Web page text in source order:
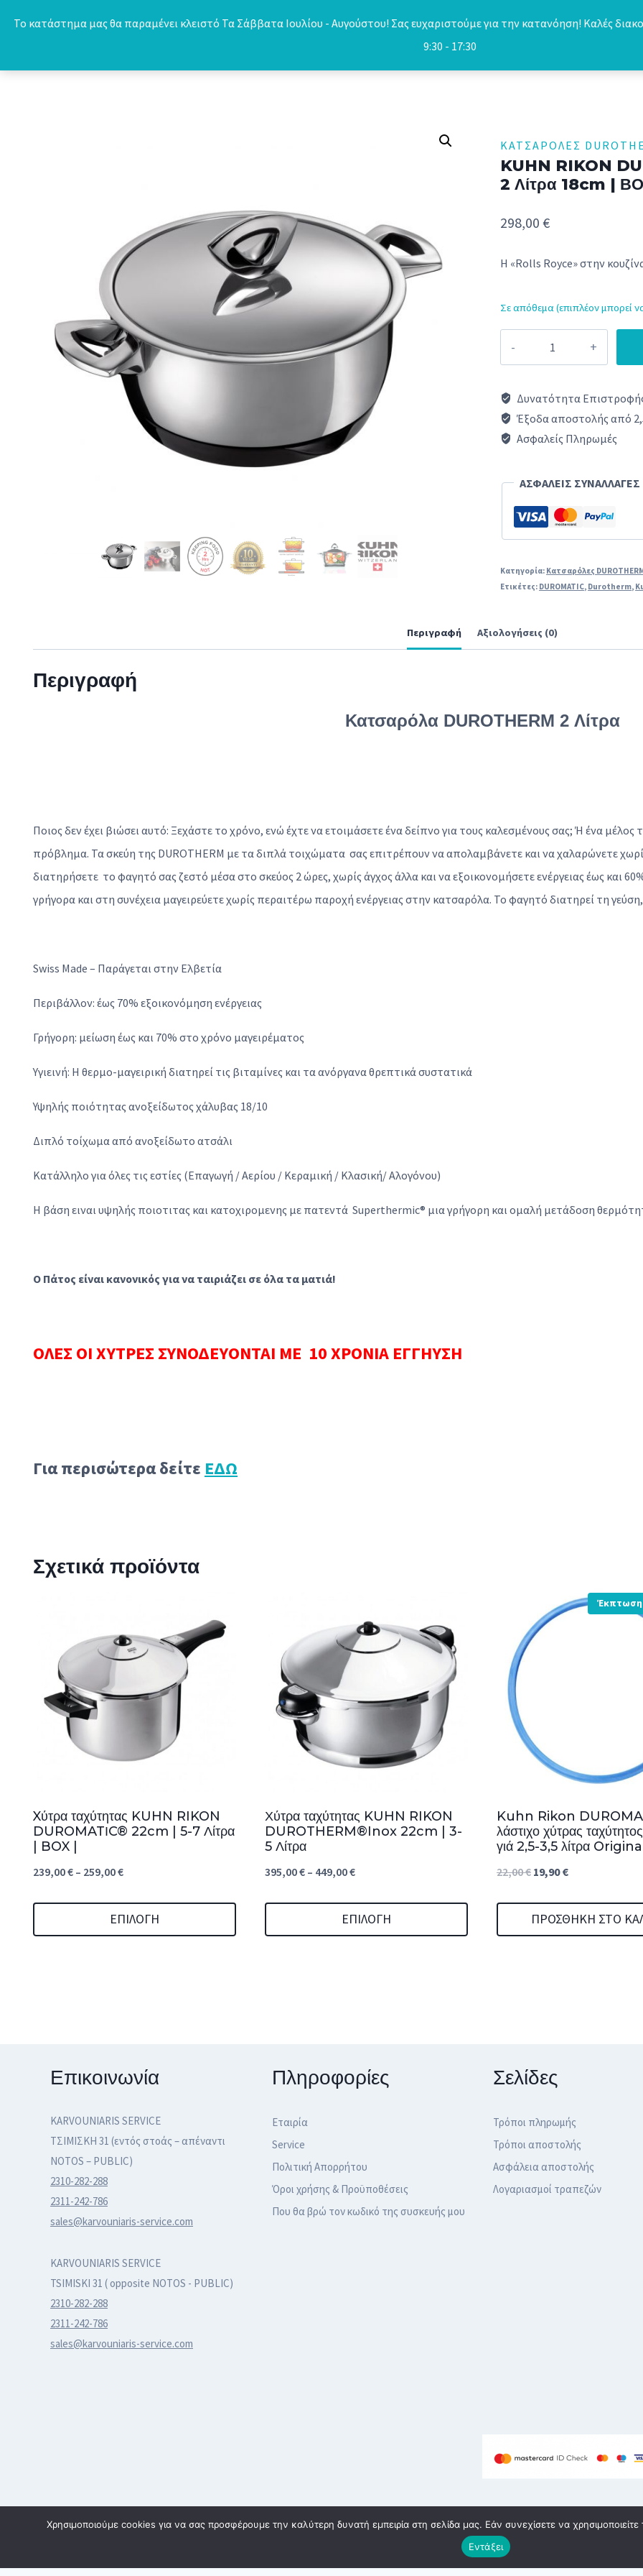
Το κατάστημα μας θα παραμένει κλειστό Τα Σάββατα Ιουλίου - Αυγούστου! Σας ευχαριστούμε για την κατανόηση! Καλές
9:30 - 17:30
ΚΑΤΣΑΡΌΛΕΣ
KUHN RIKON
2 Λίτρα 18cm |
298,00€
Η «Rolls Royce» στην
Σε απόθεμα (επιπλέον μπορεί
RIKON
Κατσαρόλα
CHROME|
Λίτρα
|
ποσότητα
Δυνατότητα
Έξοδα αποστολής από
Ασφαλείς Πληρωμές
ΑΣΦΑΛΕΙΣ ΣΥΝΑΛΛΑΓΕΣ
Κατηγορία: Κατσαρόλες
Ετικέτες: DUROMATIC, Durotherm,
Περιγραφή Αξιολογήσεις (0)
Περιγραφή
Κατσαρόλα DUROTHERM 2 Λίτρα
Ποιος δεν έχει βιώσει αυτό: Ξεχάστε το χρόνο, ενώ έχτε να ετοιμάσετε ένα δείπνο για τους καλεσμένους σας; Ή ένα μέλος
πρόβλημα. Τα σκεύη της DUROTHERM με τα διπλά τοιχώματα σας επιτρέπουν να απολαμβάνετε και να χαλαρώνετε
διατηρήσετε το φαγητό σας ζεστό μέσα στο σκεύος 2 ώρες, χωρίς άγχος άλλα και να εξοικονομήσετε ενέργειας έως και
γρήγορα και στη συνέχεια μαγειρεύετε χωρίς περαιτέρω παροχή ενέργειας στην κατσαρόλα. Το φαγητό διατηρεί τη
Swiss Made – Παράγεται στην Ελβετία
Περιβάλλον: έως 70% εξοικονόμηση ενέργειας
Γρήγορη: μείωση έως και 70% στο χρόνο μαγειρέματος
Υγιεινή: Η θερμο-μαγειρική διατηρεί τις βιταμίνες και τα ανόργανα θρεπτικά συστατικά
Υψηλής ποιότητας ανοξείδωτος χάλυβας 18/10
Διπλό τοίχωμα από ανοξείδωτο ατσάλι
Κατάλληλο για όλες τις εστίες (Επαγωγή / Αερίου / Κεραμική / Κλασική/ Αλογόνου)
Η βάση ειναι υψηλής ποιοτιτας και κατοχιρομενης με πατεντά Superthermic® μια γρήγορη και ομαλή μετάδοση
Ο Πάτος είναι κανονικός για να ταιριάζει σε όλα τα ματιά!
ΟΛΕΣ ΟΙ ΧΥΤΡΕΣ ΣΥΝΟΔΕΥΟΝΤΑΙ ΜΕ 10 ΧΡΟΝΙΑ ΕΓΓΗΥΣΗ
Για περισώτερα δείτε ΕΔΩ
Σχετικά προϊόντα
Xύτρα ταχύτητας KUHN RIKON
DUROMATΙC® 22cm | 5-7 Λίτρα
| BOX |
239,00€ – 259,00€Price
239,00 €
through
ΕΠΙΛΟΓΉ
επιλεγούν
στη
σελίδα
προϊόντος
Χύτρα ταχύτητας KUHN RIKON
DUROTHERM®Inox 22cm | 3-
5 Λίτρα
395,00€ – 449,00€Price
395,00 €
through
ΕΠΙΛΟΓΉ
Οι
μπορούν
επιλεγούν
στη
Έκπτωση
Kuhn Rikon
λάστιχο χύτρας
γιά 2,5-3,5 λίτρα
22,00€ Original
was:
22,00 €.
19,90€Η
τιμή
είναι:
ΠΡΟΣΘΉΚΗ ΣΤΟ
Επικοινωνία
KARVOUNIARIS SERVICE
ΤΣΙΜΙΣΚΗ 31 (εντός στοάς – απέναντι
NOTOS – PUBLIC)
2310-282-288
2311-242-786
sales@karvouniaris-service.com
KARVOUNIARIS SERVICE
TSIMISKI 31 ( opposite NOTOS - PUBLIC)
2310-282-288
2311-242-786
sales@karvouniaris-service.com
Πληροφορίες
Εταιρία
Service
Πολιτική Απορρήτου
Όροι χρήσης & Προϋποθέσεις
Που θα βρώ τον κωδικό της συσκευής μου
Σελίδες
Τρόποι πληρωμής
Τρόποι αποστολής
Ασφάλεια αποστολής
Λογαριασμοί τραπεζών
© 2026 karvouniaris - service | All rights reserved | Κατασκευή eshop Θεσσαλονίκη
Χρησιμοποιούμε cookies για να σας προσφέρουμε την καλύτερη δυνατή εμπειρία στη σελίδα μας. Εάν συνεχίσετε να
Εντάξει